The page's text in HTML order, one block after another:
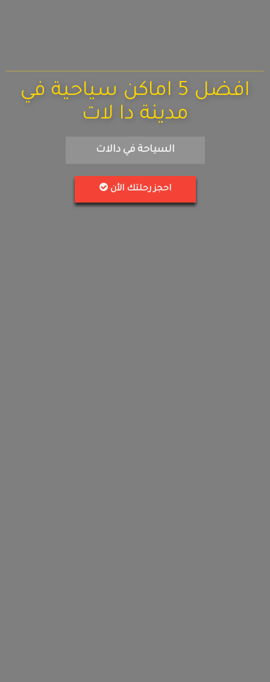
افضل 5 اماكن سياحية في
مدينة دا لات
السياحة في دالات
احجز رحلتك الأن